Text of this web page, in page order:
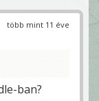
több mint 11 éve
ban?